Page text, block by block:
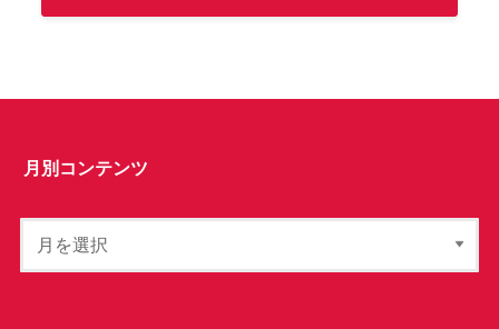
月別コンテンツ